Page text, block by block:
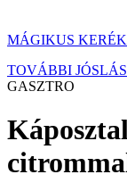
MÁGIKUS KERÉK
TOVÁBBI
GASZTRO